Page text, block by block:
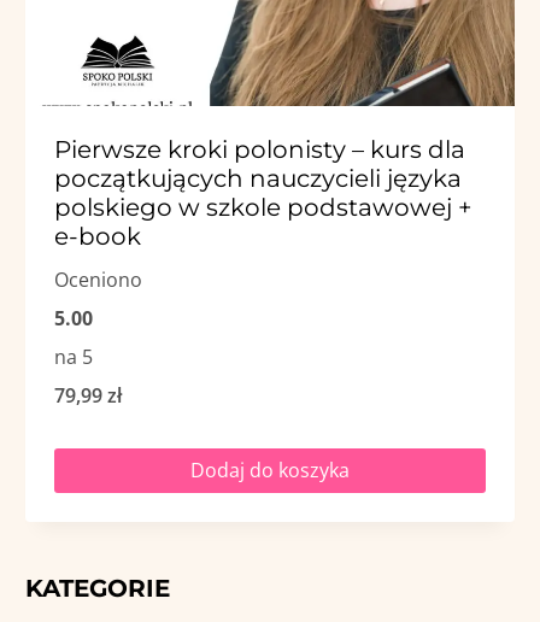
Pierwsze kroki polonisty – kurs dla
początkujących nauczycieli języka
polskiego w szkole podstawowej +
e-book
Oceniono
5.00
na 5
79,99zł
Dodaj do koszyka
KATEGORIE